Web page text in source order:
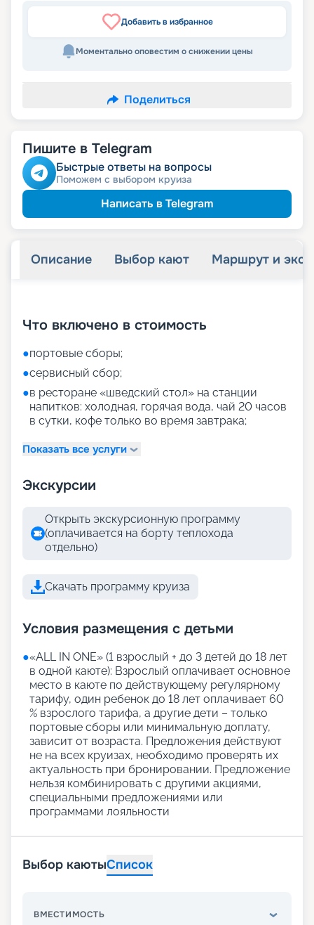
Добавить в избранное
Моментально оповестим о снижении цены
Поделиться
Пишите в Telegram
Быстрые ответы на вопросы
Поможем с выбором круиза
Написать в Telegram
Описание Выбор кают Маршрут и
Что включено в стоимость
●портовые сборы;
●сервисный сбор;
●в ресторане «шведский стол» на станции
напитков: холодная, горячая вода, чай 20 часов
в сутки, кофе только во время завтрака;
Показать все услуги
Экскурсии
Открыть экскурсионную программу
(оплачивается на борту теплохода
отдельно)
Скачать программу круиза
Условия размещения с детьми
●«АLL IN ONE» (1 взрослый + до 3 детей до 18 лет
в одной каюте): Взрослый оплачивает основное
место в каюте по действующему регулярному
тарифу, один ребенок до 18 лет оплачивает 60
% взрослого тарифа, а другие дети – только
портовые сборы или минимальную доплату,
зависит от возраста. Предложения действуют
не на всех круизах, необходимо проверять их
актуальность при бронировании. Предложение
нельзя комбинировать с другими акциями,
специальными предложениями или
программами лояльности
Выбор каютыСписок
ВМЕСТИМОСТЬ